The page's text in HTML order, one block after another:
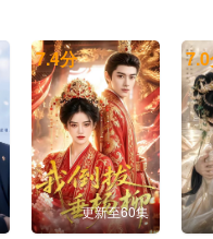
20260611尝鲜
20260619上
20260625尝鲜
7.4分
更新至60集
7.0